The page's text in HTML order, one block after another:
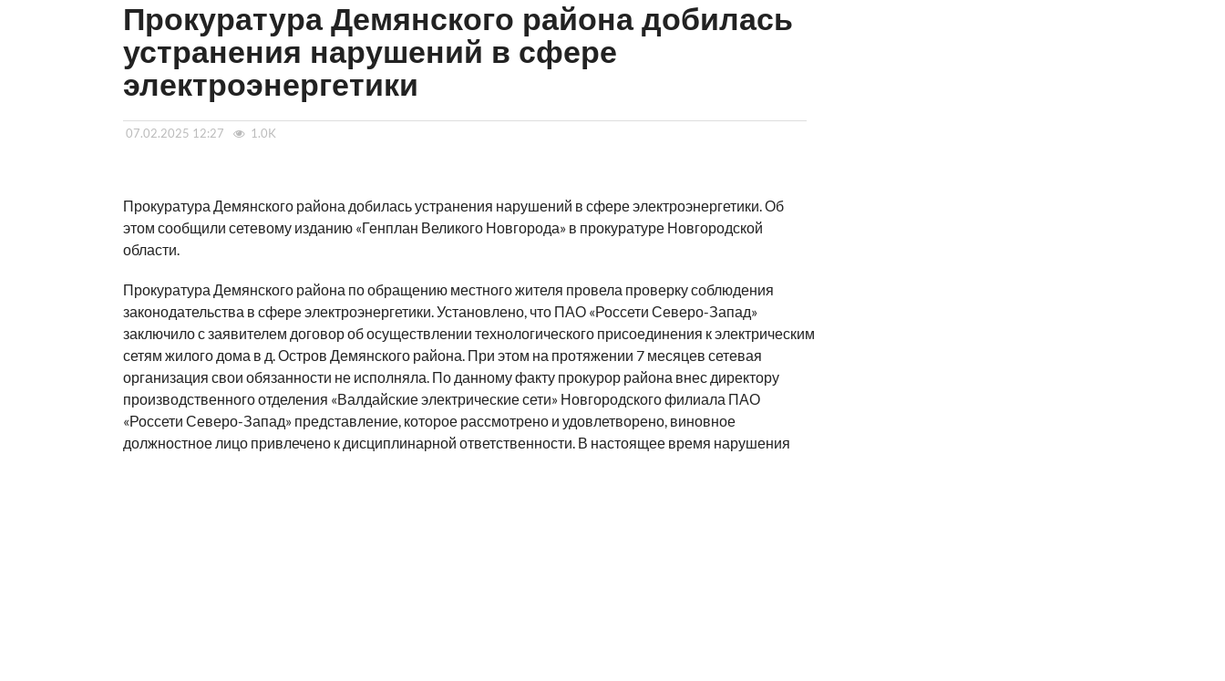
Прокуратура Демянского района добилась
устранения нарушений в сфере
электроэнергетики
07.02.2025 12:27 1.0K
Прокуратура Демянского района добилась устранения нарушений в сфере электроэнергетики. Об
этом сообщили сетевому изданию «Генплан Великого Новгорода» в прокуратуре Новгородской
области.
Прокуратура Демянского района по обращению местного жителя провела проверку соблюдения
законодательства в сфере электроэнергетики. Установлено, что ПАО «Россети Северо-Запад»
заключило с заявителем договор об осуществлении технологического присоединения к электрическим
сетям жилого дома в д. Остров Демянского района. При этом на протяжении 7 месяцев сетевая
организация свои обязанности не исполняла. По данному факту прокурор района внес директору
производственного отделения «Валдайские электрические сети» Новгородского филиала ПАО
«Россети Северо-Запад» представление, которое рассмотрено и удовлетворено, виновное
должностное лицо привлечено к дисциплинарной ответственности. В настоящее время нарушения